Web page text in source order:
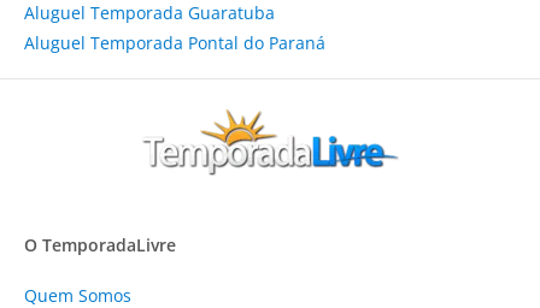
Aluguel Temporada Guaratuba
Aluguel Temporada Pontal do Paraná
O TemporadaLivre
Quem Somos